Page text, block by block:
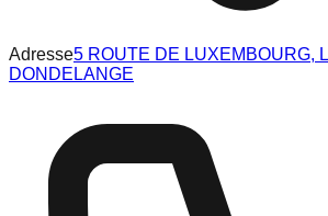
Adresse5 ROUTE DE LUXEMBOURG,
DONDELANGE